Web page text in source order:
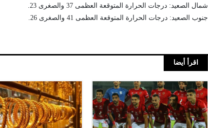
شمال الصعيد: درجات الحرارة المتوقعة العظمى 37 والصغرى 23.
جنوب الصعيد: درجات الحرارة المتوقعة العظمى 41 والصغرى 26.
اقرأ أيضا